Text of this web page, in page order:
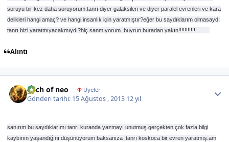
soruyu bir kez daha soruyorum:tanrı diyer galaksileri ve diyer paralel evrenleri ve kara
delikleri hangi amaç? ve hangi insanlık için yaratmıştır?eğer bu saydıklarım olmasaydı
tanrı bizi yaratmıyacakmıydı?hiç sanmıyorum..buyrun buradan yakın!!!!!!!!!!!
Alıntı
pach of neo ΦÜyeler
Gönderi tarihi: 15 Ağustos , 2013 12 yıl
sanırım bu saydıklarımı tanrı kuranda yazmayı unutmuş.gerçekten çok fazla bilgi
kaybının yaşandığını düşünüyorum baksanıza .tanrı koskoca bir evren yaratmış.am